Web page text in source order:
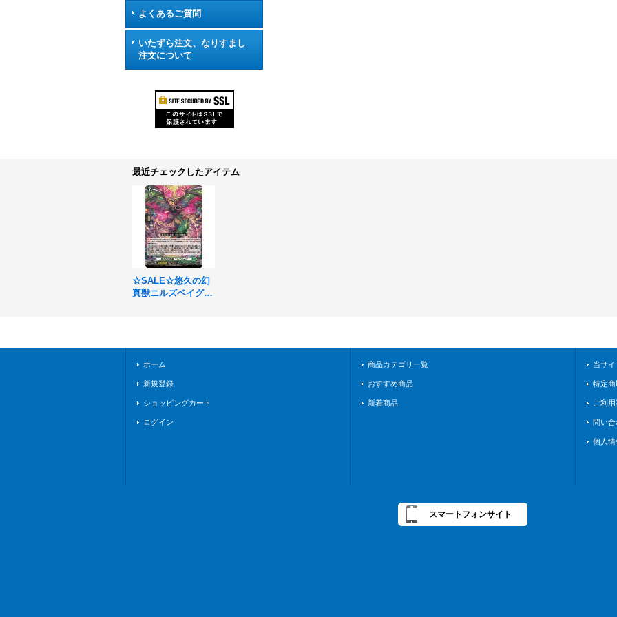
よくあるご質問
いたずら注文、なりすまし
注文について
最近チェックしたアイテム
☆SALE☆悠久の幻
真獣ニルズベイグ
ホーム
新規登録
ショッピングカート
ログイン
商品カテゴリ一覧
おすすめ商品
新着商品
当サ
特定
ご利
問い合
個人
スマートフォンサイト